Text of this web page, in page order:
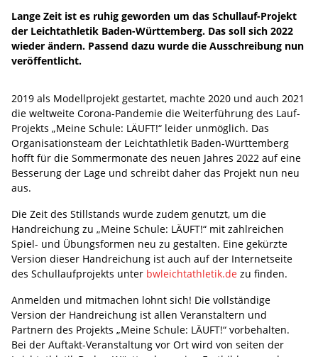
Lange Zeit ist es ruhig geworden um das Schullauf-Projekt
der Leichtathletik Baden-Württemberg. Das soll sich 2022
wieder ändern. Passend dazu wurde die Ausschreibung nun
veröffentlicht.
2019 als Modellprojekt gestartet, machte 2020 und auch 2021
die weltweite Corona-Pandemie die Weiterführung des Lauf-
Projekts „Meine Schule: LÄUFT!“ leider unmöglich. Das
Organisationsteam der Leichtathletik Baden-Württemberg
hofft für die Sommermonate des neuen Jahres 2022 auf eine
Besserung der Lage und schreibt daher das Projekt nun neu
aus.
Die Zeit des Stillstands wurde zudem genutzt, um die
Handreichung zu „Meine Schule: LÄUFT!“ mit zahlreichen
Spiel- und Übungsformen neu zu gestalten. Eine gekürzte
Version dieser Handreichung ist auch auf der Internetseite
des Schullaufprojekts unter bwleichtathletik.de zu finden.
Anmelden und mitmachen lohnt sich! Die vollständige
Version der Handreichung ist allen Veranstaltern und
Partnern des Projekts „Meine Schule: LÄUFT!“ vorbehalten.
Bei der Auftakt-Veranstaltung vor Ort wird von seiten der